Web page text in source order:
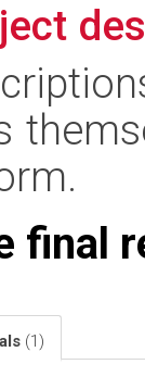
final
(1)